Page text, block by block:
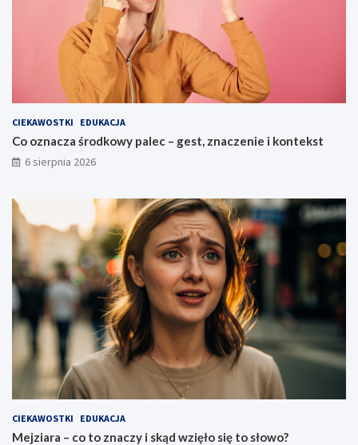
CIEKAWOSTKI EDUKACJA
Co oznacza środkowy palec – gest, znaczenie i kontekst
6 sierpnia 2026
CIEKAWOSTKI EDUKACJA
Mejziara – co to znaczy i skąd wzięło się to słowo?